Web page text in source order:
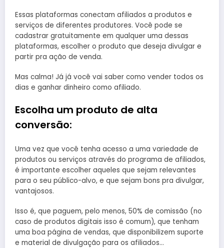
Essas plataformas conectam afiliados a produtos e
serviços de diferentes produtores. Você pode se
cadastrar gratuitamente em qualquer uma dessas
plataformas, escolher o produto que deseja divulgar e
partir pra ação de venda.
Mas calma! Já já você vai saber como vender todos os
dias e ganhar dinheiro como afiliado.
Escolha um produto de alta
conversão:
Uma vez que você tenha acesso a uma variedade de
produtos ou serviços através do programa de afiliados,
é importante escolher aqueles que sejam relevantes
para o seu público-alvo, e que sejam bons pra divulgar,
vantajosos.
Isso é, que paguem, pelo menos, 50% de comissão (no
caso de produtos digitais isso é comum), que tenham
uma boa página de vendas, que disponibilizem suporte
e material de divulgação para os afiliados…